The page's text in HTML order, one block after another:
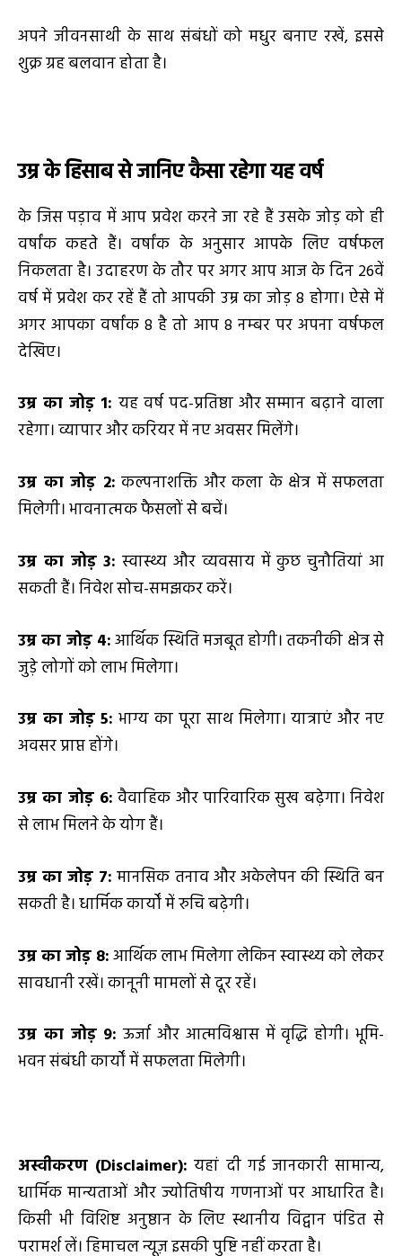
अपने जीवनसाथी के साथ संबंधों को मधुर बनाए रखें, इससे
शुक्र ग्रह बलवान होता है।
उम्र के हिसाब से जानिए कैसा रहेगा यह वर्ष
के जिस पड़ाव में आप प्रवेश करने जा रहे हैं उसके जोड़ को ही
वर्षांक कहते हैं। वर्षांक के अनुसार आपके लिए वर्षफल
निकलता है। उदाहरण के तौर पर अगर आप आज के दिन 26वें
वर्ष में प्रवेश कर रहें हैं तो आपकी उम्र का जोड़ 8 होगा। ऐसे में
अगर आपका वर्षांक 8 है तो आप 8 नम्बर पर अपना वर्षफल
देखिए।
उम्र का जोड़ 1:यह वर्ष पद-प्रतिष्ठा और सम्मान बढ़ाने वाला
रहेगा। व्यापार और करियर में नए अवसर मिलेंगे।
उम्र का जोड़ 2: कल्पनाशक्ति और कला के क्षेत्र में सफलता
मिलेगी। भावनात्मक फैसलों से बचें।
उम्र का जोड़3: स्वास्थ्य और व्यवसाय में कुछ चुनौतियां आ
सकती हैं। निवेश सोच-समझकर करें।
उम्र का जोड़ 4:आर्थिक स्थिति मजबूत होगी। तकनीकी क्षेत्र से
जुड़े लोगों को लाभ मिलेगा।
उम्र का जोड़5: भाग्य का पूरा साथ मिलेगा। यात्राएं और नए
अवसर प्राप्त होंगे।
उम्र का जोड़ 6: वैवाहिक और पारिवारिक सुख बढ़ेगा। निवेश
से लाभ मिलने के योग हैं।
उम्र का जोड़ 7: मानसिक तनाव और अकेलेपन की स्थिति बन
सकती है। धार्मिक कार्यों में रुचि बढ़ेगी।
उम्र का जोड़ 8:आर्थिक लाभ मिलेगा लेकिन स्वास्थ्य को लेकर
सावधानी रखें। कानूनी मामलों से दूर रहें।
उम्र का जोड़ 9: ऊर्जा और आत्मविश्वास में वृद्धि होगी। भूमि-
भवन संबंधी कार्यों में सफलता मिलेगी।
अस्वीकरण (Disclaimer): यहां दी गई जानकारी सामान्य,
धार्मिक मान्यताओं और ज्योतिषीय गणनाओं पर आधारित है।
किसी भी विशिष्ट अनुष्ठान के लिए स्थानीय विद्वान पंडित से
परामर्श लें। हिमाचल न्यूज़ इसकी पुष्टि नहीं करता है।